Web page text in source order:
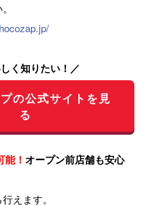
く知りたい！／
の公式サイトを見
る
！ オープン前店舗も安心
えます。